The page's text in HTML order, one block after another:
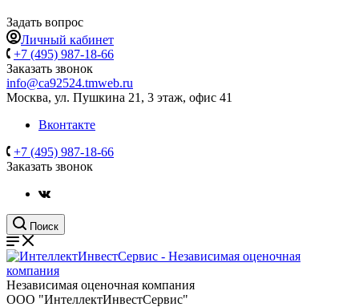
Задать вопрос
Личный кабинет
+7 (495) 987-18-66
Заказать звонок
info@ca92524.tmweb.ru
Москва, ул. Пушкина 21, 3 этаж, офис 41
Вконтакте
+7 (495) 987-18-66
Заказать звонок
Поиск
Независимая оценочная компания
ООО "ИнтеллектИнвестСервис"